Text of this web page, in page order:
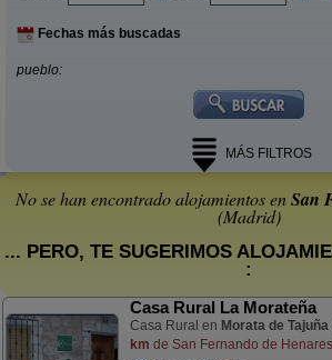
Fechas más buscadas
pueblo:
MÁS FILTROS
No se han encontrado alojamientos enSan
(Madrid)
... PERO, TE SUGERIMOS
:
Casa Rural La Morateña
Casa Rural en Morata de Tajuña
km de San Fernando de